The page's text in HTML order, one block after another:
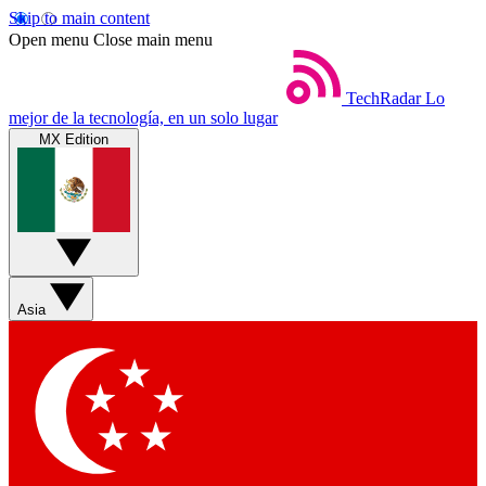
Skip to main content
Open menu Close main menu
TechRadar Lo
mejor de la tecnología, en un solo lugar
MX Edition
Asia